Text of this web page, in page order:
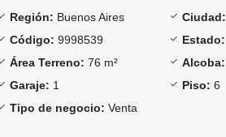
Región: Buenos Aires Ciudad:
Código: 9998539 Estado:
Área Terreno: 76 m² Alcoba:
Garaje: 1 Piso: 6
Tipo de negocio: Venta